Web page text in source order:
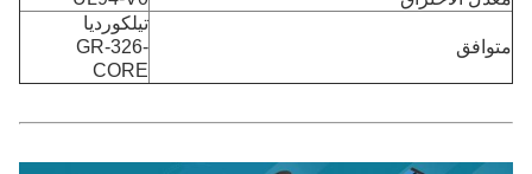
متوافق
تيلكورديا
GR-326-
CORE